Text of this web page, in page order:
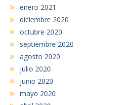
enero 2021
diciembre 2020
octubre 2020
septiembre 2020
agosto 2020
julio 2020
junio 2020
mayo 2020